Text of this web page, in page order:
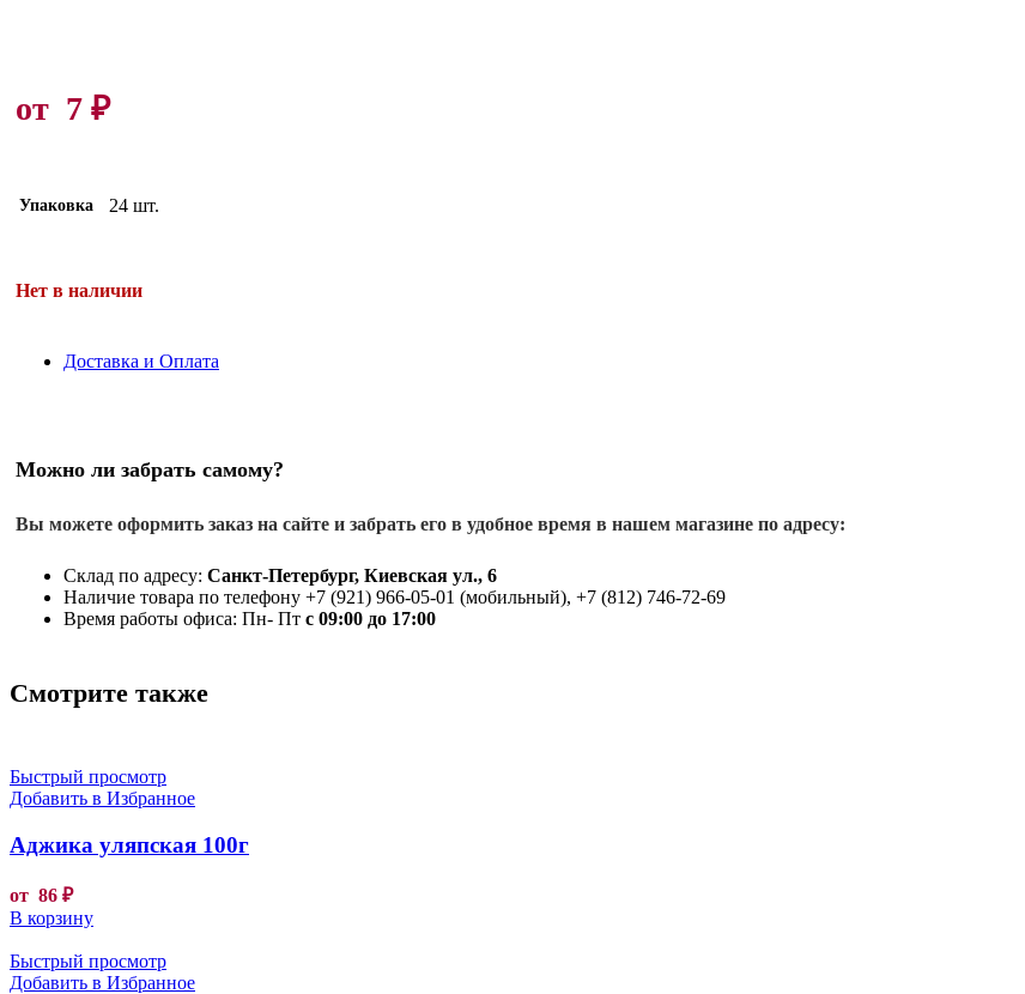
от 7 ₽
Упаковка 24 шт.
Нет в наличии
Доставка и Оплата
Можно ли забрать самому?
Вы можете оформить заказ на сайте и забрать его в удобное время в нашем магазине по адресу:
Склад по адресу: Санкт-Петербург, Киевская ул., 6
Наличие товара по телефону +7 (921) 966-05-01 (мобильный), +7 (812) 746-72-69
Время работы офиса: Пн- Пт с 09:00 до 17:00
Смотрите также
Быстрый просмотр
Добавить в Избранное
Аджика уляпская 100г
от 86 ₽
В корзину
Быстрый просмотр
Добавить в Избранное